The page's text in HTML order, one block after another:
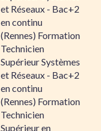
et Réseaux - Bac+2
en continu
(Rennes) Formation
Technicien
Supérieur Systèmes
et Réseaux - Bac+2
en continu
(Rennes) Formation
Technicien
Supérieur en